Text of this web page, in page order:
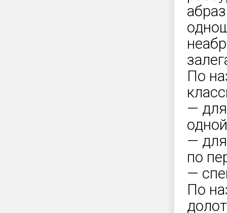
По
—
—
по
—
По